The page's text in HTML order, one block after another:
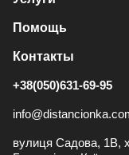
Помощь
Контакты
+38(050)631-69-95
вулиця Садова, 1В,